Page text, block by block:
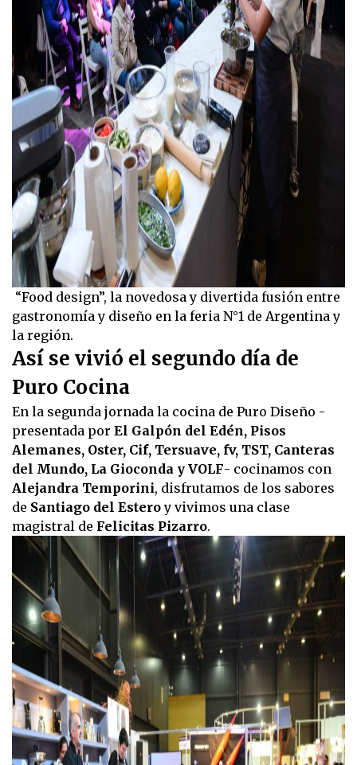
“Food design”, la novedosa y divertida fusión entre
gastronomía y diseño en la feria N°1 de Argentina y
la región.
Así se vivió el segundo día de
Puro Cocina
En la segunda jornada la cocina de Puro Diseño -
presentada por El Galpón del Edén, Pisos
Alemanes, Oster, Cif, Tersuave, fv, TST, Canteras
del Mundo, La Gioconda y VOLF- cocinamos con
Alejandra Temporini, disfrutamos de los sabores
de Santiago del Esteroy vivimos una clase
magistral de Felicitas Pizarro.